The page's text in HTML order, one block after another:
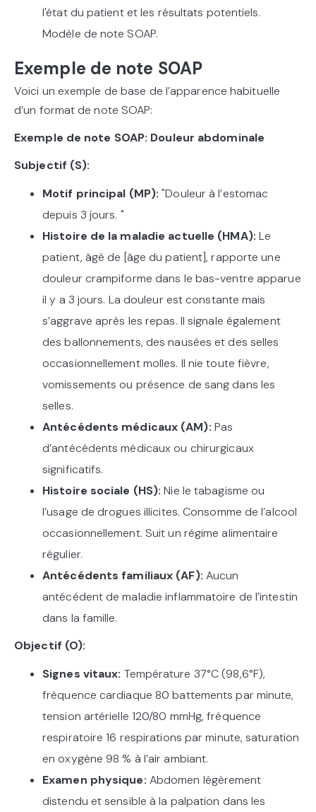
l'état du patient et les résultats potentiels.
Modèle de note SOAP.
Exemple de note SOAP
Voici un exemple de base de l’apparence habituelle
d’un format de note SOAP:
Exemple de note SOAP: Douleur abdominale
Subjectif (S):
Motif principal (MP):"Douleur à l’estomac
depuis 3 jours. "
Histoire de la maladie actuelle (HMA): Le
patient, âgé de [âge du patient], rapporte une
douleur crampiforme dans le bas-ventre apparue
il y a 3 jours. La douleur est constante mais
s’aggrave après les repas. Il signale également
des ballonnements, des nausées et des selles
occasionnellement molles. Il nie toute fièvre,
vomissements ou présence de sang dans les
selles.
Antécédents médicaux (AM): Pas
d’antécédents médicaux ou chirurgicaux
significatifs.
Histoire sociale (HS): Nie le tabagisme ou
l’usage de drogues illicites. Consomme de l’alcool
occasionnellement. Suit un régime alimentaire
régulier.
Antécédents familiaux (AF): Aucun
antécédent de maladie inflammatoire de l’intestin
dans la famille.
Objectif (O):
Signes vitaux: Température 37°C (98,6°F),
fréquence cardiaque 80 battements par minute,
tension artérielle 120/80 mmHg, fréquence
respiratoire 16 respirations par minute, saturation
en oxygène 98 % à l’air ambiant.
Examen physique: Abdomen légèrement
distendu et sensible à la palpation dans les